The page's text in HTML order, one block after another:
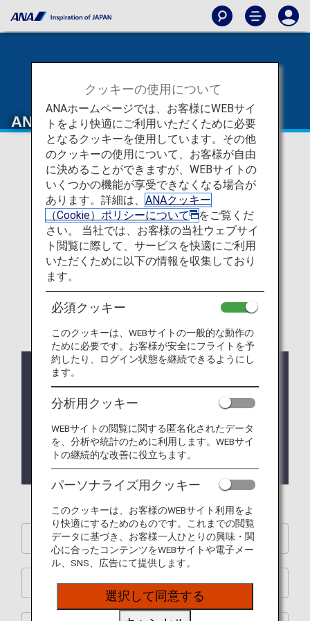
ANA Future Promise
お知らせ
排出量削減」 に新しい記事を追加しました。
2026/06/05 ANA Future Promiseの取り組み 「
排出量削減」 に新しい記事を追加しました。
ANA Future Promiseについて
ANA Future Promiseの取り組み
クッキーの使用について
ANAホームページでは、お客様にWEBサイ
トをより快適にご利用いただくために必要
となるクッキーを使用しています。その他
のクッキーの使用について、お客様が自由
に決めることができますが、WEBサイトの
いくつかの機能が享受できなくなる場合が
あります。詳細は、 ANAクッキー
（Cookie）ポリシーについて
をご覧くだ
さい。 当社では、お客様の当社ウェブサイ
ト閲覧に際して、サービスを快適にご利用
いただくために以下の情報を収集しており
ます。
必須クッキー
このクッキーは、WEBサイトの一般的な動作の
ために必要です。お客様が安全にフライトを予
約したり、ログイン状態を継続できるようにし
ます。
分析用クッキー
WEBサイトの閲覧に関する匿名化されたデータ
を、分析や統計のために利用します。WEBサイ
トの継続的な改善に役立ちます。
パーソナライズ用クッキー
このクッキーは、お客様のWEBサイト利用をよ
り快適にするためのものです。これまでの閲覧
データに基づき、お客様一人ひとりの興味・関
心に合ったコンテンツをWEBサイトや電子メー
ル、SNS、広告にて提供します。
選択して同意する